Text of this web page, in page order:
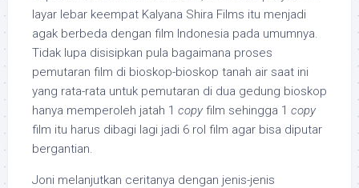
layar lebar keempat Kalyana Shira Films itu menjadi
agak berbeda dengan film Indonesia pada umumnya.
Tidak lupa disisipkan pula bagaimana proses
pemutaran film di bioskop-bioskop tanah air saat ini
yang rata-rata untuk pemutaran di dua gedung bioskop
hanya memperoleh jatah 1 copy film sehingga 1 copy
film itu harus dibagi lagi jadi 6 rol film agar bisa diputar
bergantian.
Joni melanjutkan ceritanya dengan jenis-jenis